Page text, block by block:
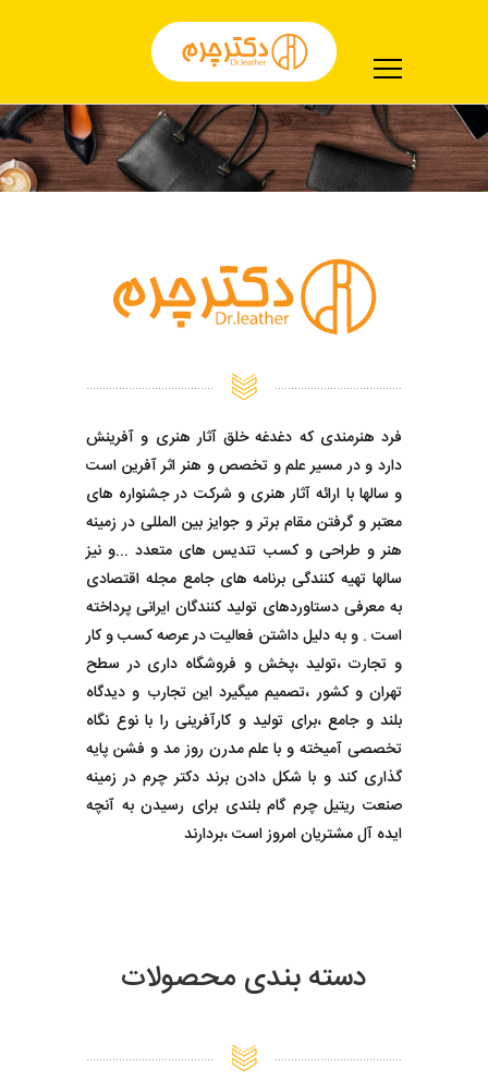
فرد هنرمندی که دغدغه خلق آثار هنری و آفرینش
دارد و در مسیر علم و تخصص و هنر اثر آفرین است
و سالها با ارائه آثار هنری و شرکت در جشنواره های
معتبر و گرفتن مقام برتر و جوایز بین المللی در زمینه
هنر و طراحی و کسب تندیس های متعدد ...و نیز
سالها تهیه کنندگی برنامه های جامع مجله اقتصادی
به معرفی دستاوردهای تولید کنندگان ایرانی پرداخته
است . و به دلیل داشتن فعالیت در عرصه کسب و کار
و تجارت ،تولید ،پخش و فروشگاه داری در سطح
تهران و کشور ،تصمیم میگیرد این تجارب و دیدگاه
بلند و جامع ،برای تولید و کارآفرینی را با نوع نگاه
تخصصی آمیخته و با علم مدرن روز مد و فشن پایه
گذاری کند و با شکل دادن برند دکتر چرم در زمینه
صنعت ریتیل چرم گام بلندی برای رسیدن به آنچه
ایده آل مشتریان امروز است ،بردارند
دسته بندی محصولات